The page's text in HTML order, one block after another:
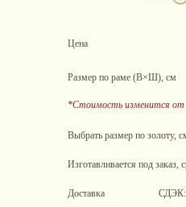
Цена
Размер по раме (В×Ш), см
*Стоимость изменится от
Выбрать размер по золоту,
Изготавливается под заказ,
Доставка СДЭК: